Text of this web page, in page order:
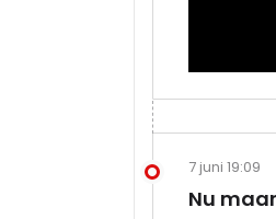
7 juni 19:09
Nu